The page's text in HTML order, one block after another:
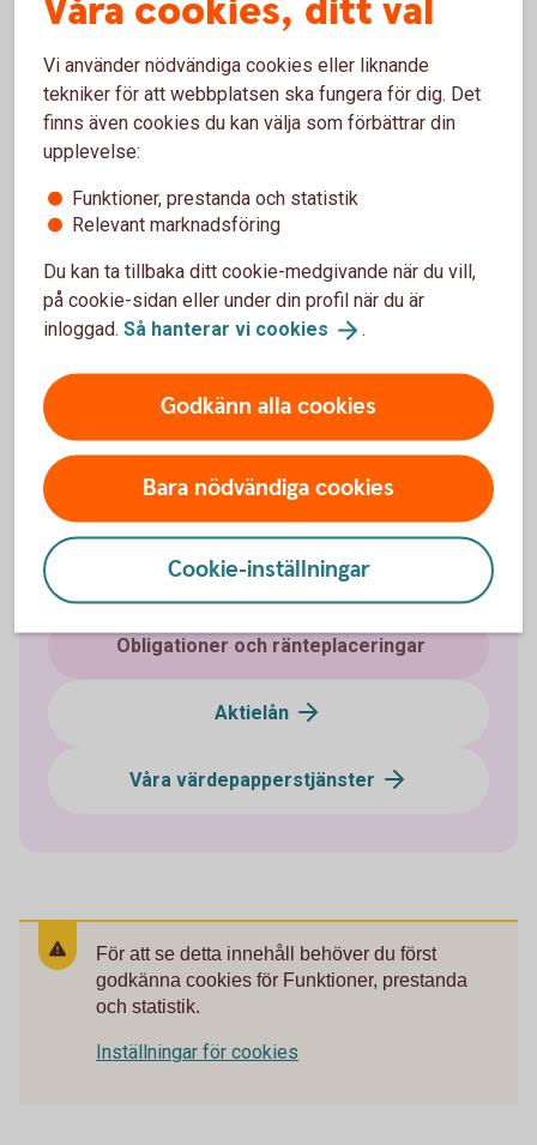
Klicka på Spara och placera.
Skriv räntefond eller obligationsfond i sökfältet.
Investera i värdepapper
Optioner och terminer
Certifikat - Bull & Bear
ETF - Börshandlade fonder
Obligationer och ränteplaceringar
Aktielån
Våra värdepapperstjänster
För att se detta innehåll behöver du först
godkänna cookies för Funktioner, prestanda
och statistik.
Inställningar för cookies
Våra cookies, ditt val
Vi använder nödvändiga cookies eller liknande
tekniker för att webbplatsen ska fungera för dig. Det
finns även cookies du kan välja som förbättrar din
upplevelse:
Funktioner, prestanda och statistik
Relevant marknadsföring
Du kan ta tillbaka ditt cookie-medgivande när du vill,
på cookie-sidan eller under din profil när du är
inloggad. Så hanterar vi cookies .
Godkänn alla cookies
Bara nödvändiga cookies
Cookie-inställningar